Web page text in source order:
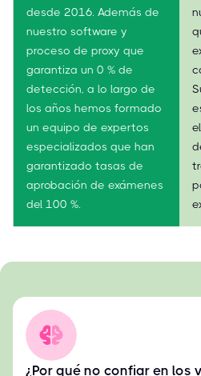
desde 2016. Además de
nuestro software y
proceso de proxy que
garantiza un 0 % de
detección, a lo largo de
los años hemos formado
un equipo de expertos
especializados que han
garantizado tasas de
aprobación de exámenes
del 100 %.
¿Por qué no confiar en los